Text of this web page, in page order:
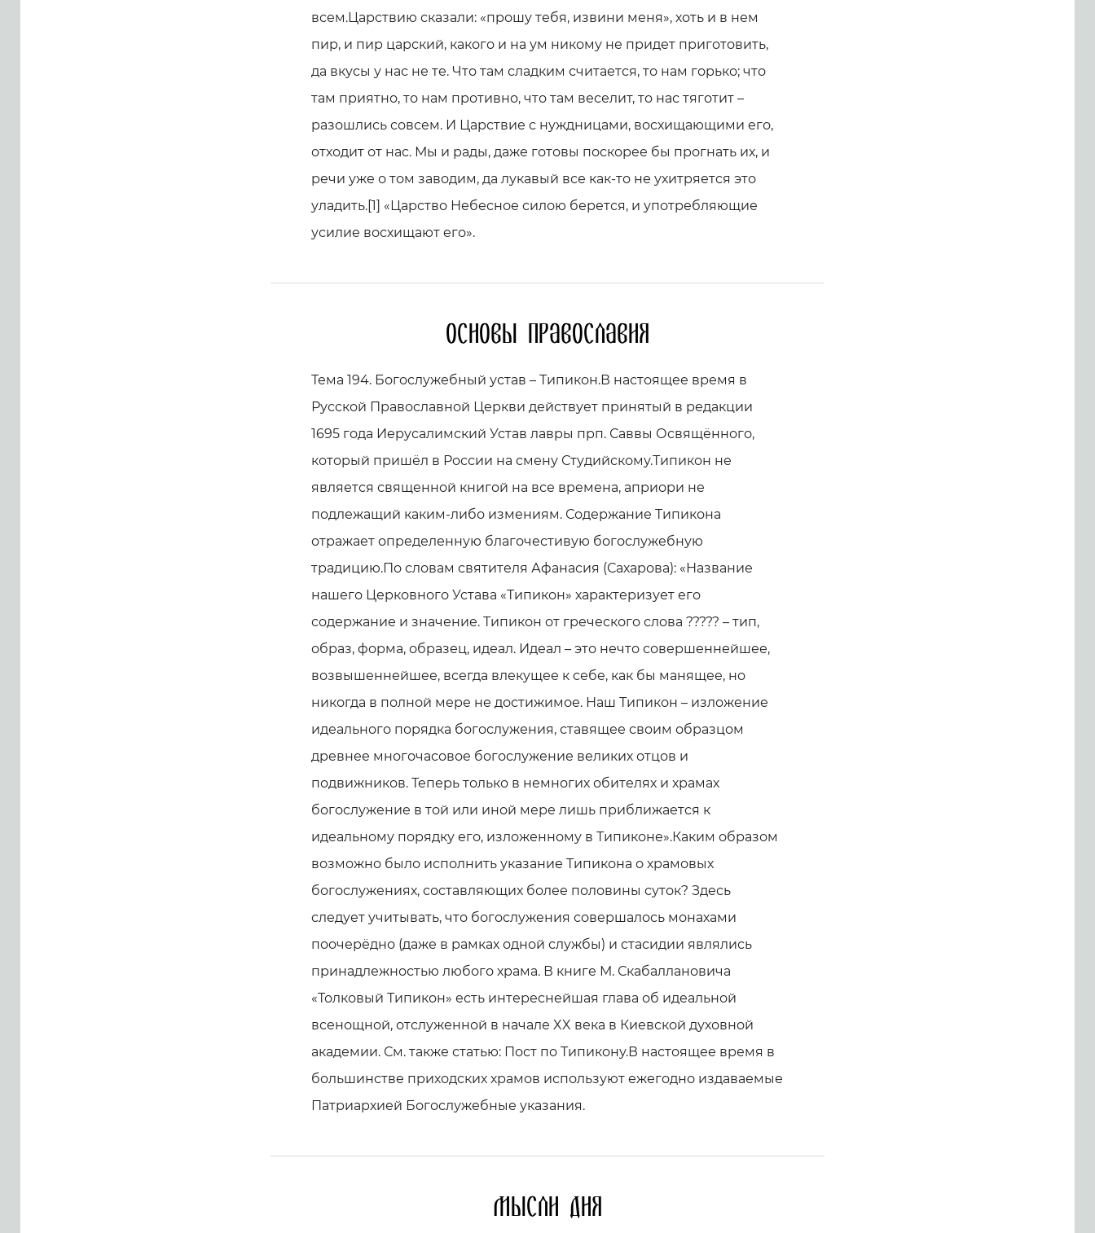
всем.Царствию сказали: «прошу тебя, извини меня», хоть и в нем
пир, и пир царский, какого и на ум никому не придет приготовить,
да вкусы у нас не те. Что там сладким считается, то нам горько; что
там приятно, то нам противно, что там веселит, то нас тяготит –
разошлись совсем. И Царствие с нуждницами, восхищающими его,
отходит от нас. Мы и рады, даже готовы поскорее бы прогнать их, и
речи уже о том заводим, да лукавый все как-то не ухитряется это
уладить.[1] «Царство Небесное силою берется, и употребляющие
усилие восхищают его».
Основы православия
Тема 194. Богослужебный устав – Типикон.В настоящее время в
Русской Православной Церкви действует принятый в редакции
1695 года Иерусалимский Устав лавры прп. Саввы Освящённого,
который пришёл в России на смену Студийскому.Типикон не
является священной книгой на все времена, априори не
подлежащий каким-либо измениям. Содержание Типикона
отражает определенную благочестивую богослужебную
традицию.По словам святителя Афанасия (Сахарова): «Название
нашего Церковного Устава «Типикон» характеризует его
содержание и значение. Типикон от греческого слова ????? – тип,
образ, форма, образец, идеал. Идеал – это нечто совершеннейшее,
возвышеннейшее, всегда влекущее к себе, как бы манящее, но
никогда в полной мере не достижимое. Наш Типикон – изложение
идеального порядка богослужения, ставящее своим образцом
древнее многочасовое богослужение великих отцов и
подвижников. Теперь только в немногих обителях и храмах
богослужение в той или иной мере лишь приближается к
идеальному порядку его, изложенному в Типиконе».Каким образом
возможно было исполнить указание Типикона о храмовых
богослужениях, составляющих более половины суток? Здесь
следует учитывать, что богослужения совершалось монахами
поочерёдно (даже в рамках одной службы) и стасидии являлись
принадлежностью любого храма. В книге М. Скабаллановича
«Толковый Типикон» есть интереснейшая глава об идеальной
всенощной, отслуженной в начале XX века в Киевской духовной
академии. См. также статью: Пост по Типикону.В настоящее время в
большинстве приходских храмов используют ежегодно издаваемые
Патриархией Богослужебные указания.
Мысли дня